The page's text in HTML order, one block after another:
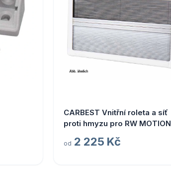
CARBEST Vnitřní roleta a síť
proti hmyzu pro RW MOTION
od 2 225 Kč